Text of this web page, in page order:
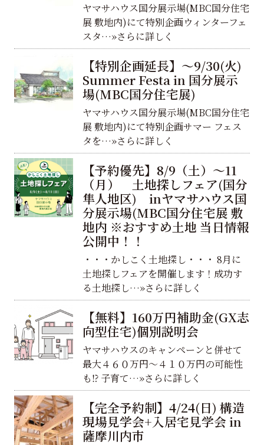
ヤマサハウス国分展示場(MBC国分住宅
展 敷地内)にて特別企画ウィンターフェ
スタ…»さらに詳しく
【特別企画延長】～9/30(火)
Summer Festa in 国分展示
場(MBC国分住宅展)
ヤマサハウス国分展示場(MBC国分住宅
展 敷地内)にて特別企画サマー フェス
タを…»さらに詳しく
【予約優先】8/9（土）～11
（月） 土地探しフェア(国分
隼人地区) inヤマサハウス国
分展示場(MBC国分住宅展 敷
地内 ※おすすめ土地 当日情報
公開中！！
・・・かしこく土地探し・・・ 8月に
土地探しフェアを開催します！成功す
る土地探し…»さらに詳しく
【無料】160万円補助金(GX志
向型住宅)個別説明会
ヤマサハウスのキャンペーンと併せて
最大４６０万円～４１０万円の可能性
も⁉ 子育て…»さらに詳しく
【完全予約制】4/24(日) 構造
現場見学会+入居宅見学会 in
薩摩川内市